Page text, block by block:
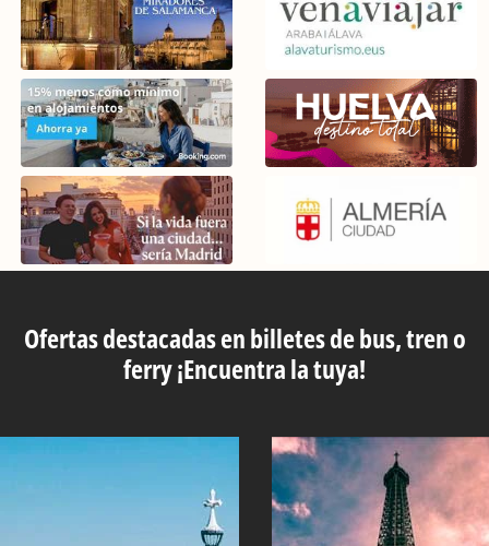
Ofertas destacadas en billetes de bus, tren o
ferry ¡Encuentra la tuya!